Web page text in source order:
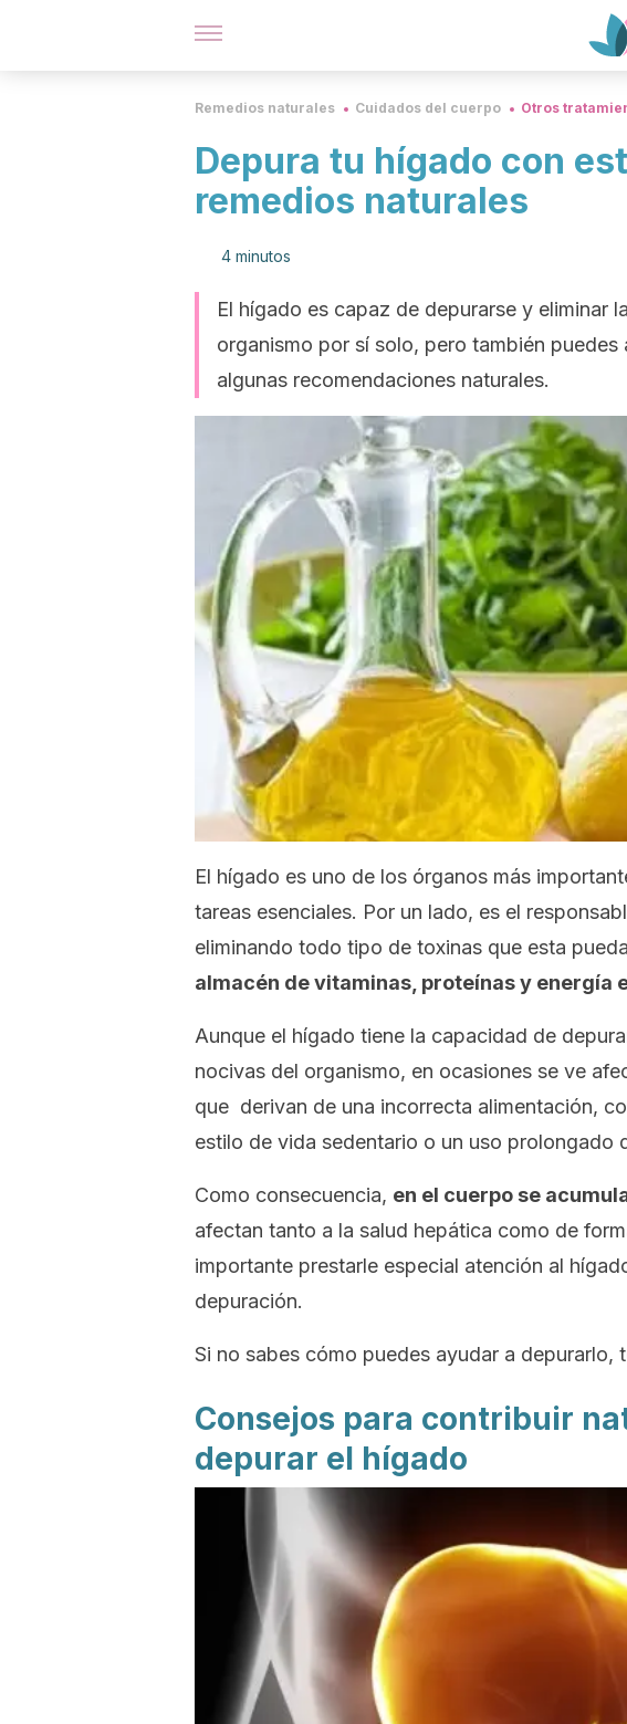
Remedios naturales Cuidados del cuerpo Otros
Depura tu hígado con
remedios naturales
4 minutos
El hígado es capaz de depurarse y eliminar
organismo por sí solo, pero también
algunas recomendaciones naturales.
El hígado es uno de los órganos más
tareas esenciales. Por un lado, es el
eliminando todo tipo de toxinas que esta
almacén de vitaminas, proteínas y energía
Aunque el hígado tiene la capacidad de
nocivas del organismo, en ocasiones se ve
que derivan de una incorrecta alimentación,
estilo de vida sedentario o un uso prolongado
Como consecuencia, en el cuerpo se
afectan tanto a la salud hepática como de
importante prestarle especial atención al
depuración.
Si no sabes cómo puedes ayudar a depurarlo,
Consejos para contribuir
depurar el hígado